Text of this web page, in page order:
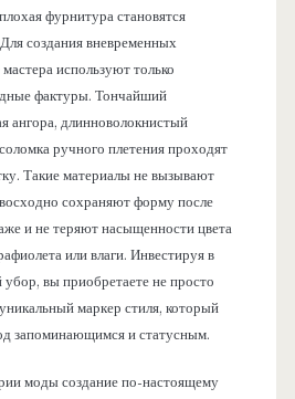
фурнитура становятся
создания вневременных
используют только
фактуры. Тончайший
ангора, длинноволокнистый
ручного плетения проходят
Такие материалы не вызывают
сохраняют форму после
и не теряют насыщенности цвета
или влаги. Инвестируя в
убор, вы приобретаете не просто
маркер стиля, который
запоминающимся и статусным.
моды создание по-настоящему